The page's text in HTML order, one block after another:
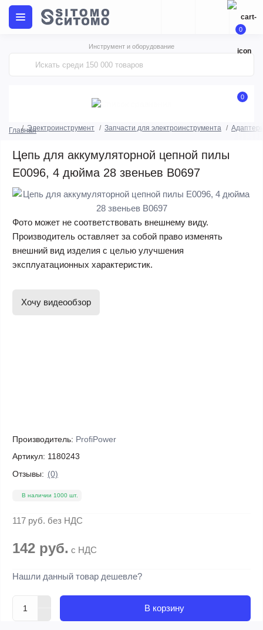
Инструмент и оборудование
0
0
ГлавнаяЭлектроинструмент Запчасти для электроинструмента
Цепь для аккумуляторной цепной пилы
E0096, 4 дюйма 28 звеньев B0697
Фото может не соответствовать внешнему виду.
Производитель оставляет за собой право изменять
внешний вид изделия с целью улучшения
эксплуатационных характеристик.
Хочу видеообзор
Производитель: ProfiPower
Артикул: 1180243
Отзывы: (0)
В наличии 1000 шт.
117 руб. без НДС
142 руб. с НДС
Нашли данный товар дешевле?
В корзину